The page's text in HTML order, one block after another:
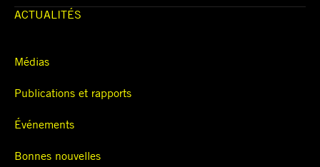
ACTUALITÉS
Médias
Publications et rapports
Événements
Bonnes nouvelles